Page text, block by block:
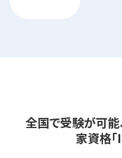
全国で受験が可能
家資格